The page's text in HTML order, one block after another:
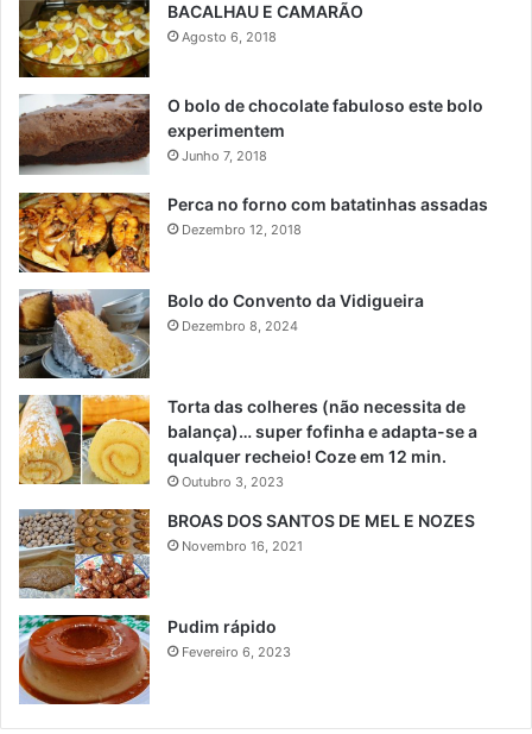
BACALHAU E CAMARÃO
Agosto 6, 2018
O bolo de chocolate fabuloso este bolo
experimentem
Junho 7, 2018
Perca no forno com batatinhas assadas
Dezembro 12, 2018
Bolo do Convento da Vidigueira
Dezembro 8, 2024
Torta das colheres (não necessita de
balança)… super fofinha e adapta-se a
qualquer recheio! Coze em 12 min.
Outubro 3, 2023
BROAS DOS SANTOS DE MEL E NOZES
Novembro 16, 2021
Pudim rápido
Fevereiro 6, 2023